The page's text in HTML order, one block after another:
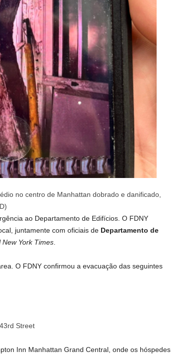
no centro de Manhattan dobrado e danificado,
ao Departamento de Edifícios. O FDNY
juntamente com oficiais de Departamento de
New York Times.
O FDNY confirmou a evacuação das seguintes
Street
Inn Manhattan Grand Central, onde os hóspedes